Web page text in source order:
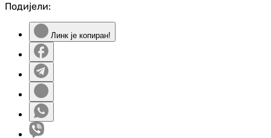
Подијели:
Линк је копиран!